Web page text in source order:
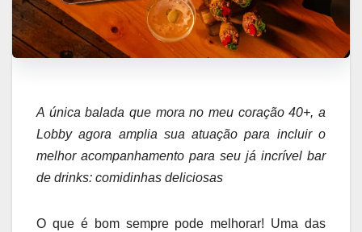
A única balada que mora no meu coração 40+, a
Lobby agora amplia sua atuação para incluir o
melhor acompanhamento para seu já incrível bar
de drinks: comidinhas deliciosas
O que é bom sempre pode melhorar! Uma das